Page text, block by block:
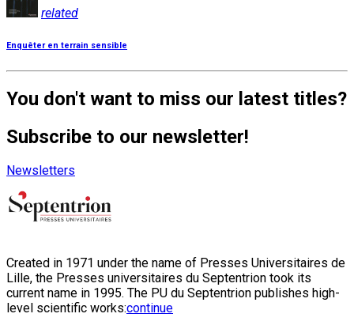
related
Enquêter en terrain sensible
You don't want to miss our latest titles?
Subscribe to our newsletter!
Newsletters
Created in 1971 under the name of Presses Universitaires de
Lille, the Presses universitaires du Septentrion took its
current name in 1995. The PU du Septentrion publishes high-
level scientific works:continue